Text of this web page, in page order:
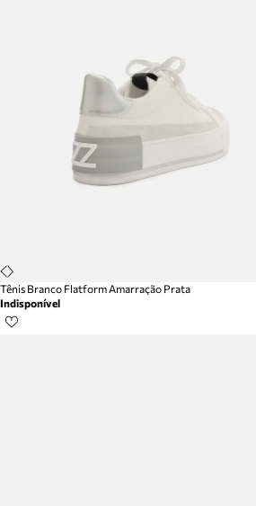
Tênis Branco Flatform Amarração Prata
Indisponível